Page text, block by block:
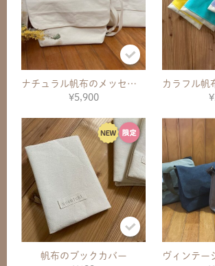
ナチュラル帆布のメッセンジャーバッグ
¥5,900
帆布のブックカバー